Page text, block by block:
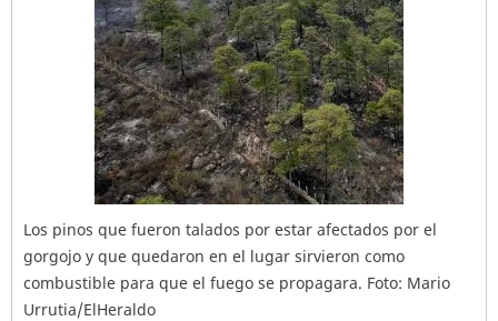
Los pinos que fueron talados por estar afectados por el
gorgojo y que quedaron en el lugar sirvieron como
combustible para que el fuego se propagara. Foto: Mario
Urrutia/ElHeraldo